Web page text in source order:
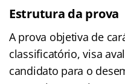
Estrutura da prova
A prova objetiva de
classificatório, visa
candidato para o